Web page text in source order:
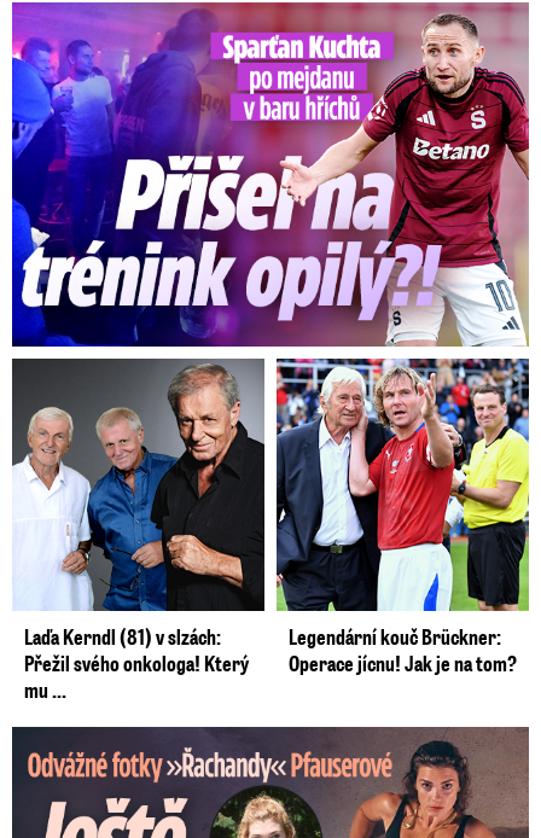
Kuchta po mejdanu v baru hříchů: Přišel na trénink opilý?!
Laďa Kerndl (81) v slzách:
Přežil svého onkologa! Který
mu ...
Legendární kouč Brückner:
Operace jícnu! Jak je na tom?
Odvážné fotky Denisy Pfauserové: Ještě, že to táta nevidí